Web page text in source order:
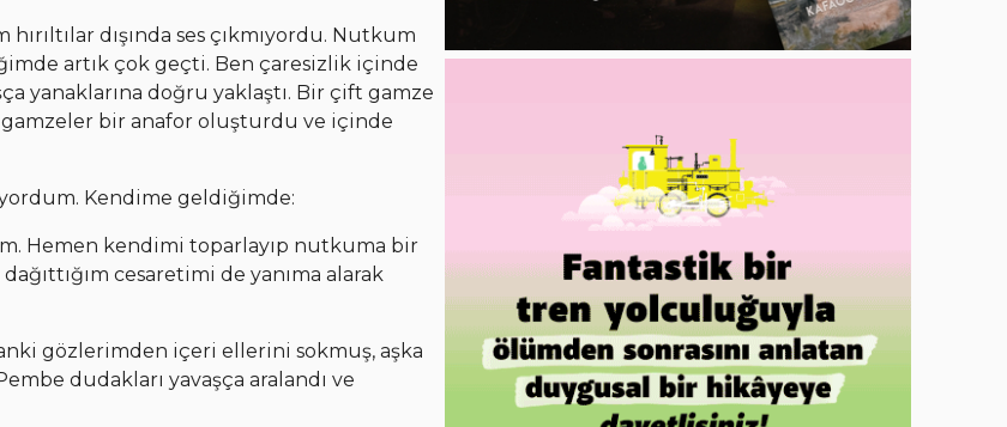
dışında ses çıkmıyordu. Nutkum
artık çok geçti. Ben çaresizlik içinde
yanaklarına doğru yaklaştı. Bir çift gamze
bir anafor oluşturdu ve içinde
Kendime geldiğimde:
Hemen kendimi toparlayıp nutkuma bir
cesaretimi de yanıma alarak
gözlerimden içeri ellerini sokmuş, aşka
dudakları yavaşça aralandı ve